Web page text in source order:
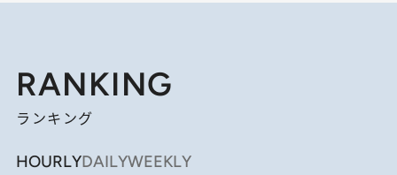
RANKING
ランキング
HOURLYDAILYWEEKLY